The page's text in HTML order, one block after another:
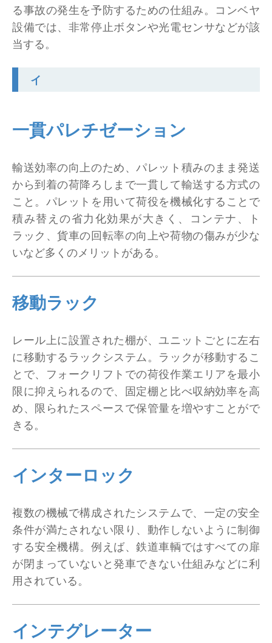
る事故の発生を予防するための仕組み。コンベヤ
設備では、非常停止ボタンや光電センサなどが該
当する。
イ
一貫パレチゼーション
輸送効率の向上のため、パレット積みのまま発送
から到着の荷降ろしまで一貫して輸送する方式の
こと。パレットを用いて荷役を機械化することで
積み替えの省力化効果が大きく、コンテナ、ト
ラック、貨車の回転率の向上や荷物の傷みが少な
いなど多くのメリットがある。
移動ラック
レール上に設置された棚が、ユニットごとに左右
に移動するラックシステム。ラックが移動するこ
とで、フォークリフトでの荷役作業エリアを最小
限に抑えられるので、固定棚と比べ収納効率を高
め、限られたスペースで保管量を増やすことがで
きる。
インターロック
複数の機械で構成されたシステムで、一定の安全
条件が満たされない限り、動作しないように制御
する安全機構。例えば、鉄道車輌ではすべての扉
が閉まっていないと発車できない仕組みなどに利
用されている。
インテグレーター